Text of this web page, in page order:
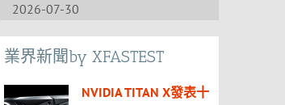
2026-07-30
業界新聞by XFASTEST
NVIDIA TITAN X發表十